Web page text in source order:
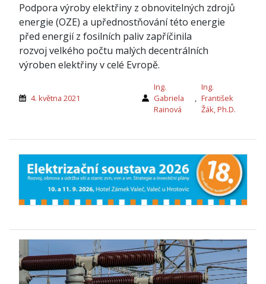
Podpora výroby elektřiny z obnovitelných zdrojů
energie (OZE) a upřednostňování této energie
před energií z fosilních paliv zapříčinila
rozvoj velkého počtu malých decentrálních
výroben elektřiny v celé Evropě.
4. května 2021
Ing.
Gabriela
Rainová
,
Ing.
František
Žák, Ph.D.